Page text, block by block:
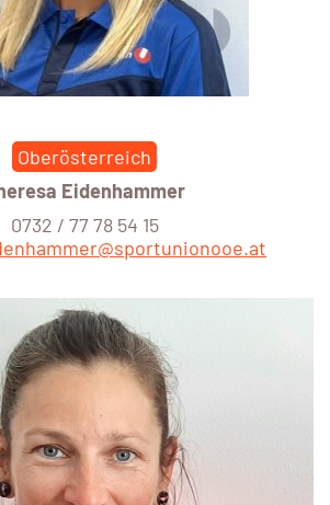
Oberösterreich
Eidenhammer
0732 / 77 78 54 15